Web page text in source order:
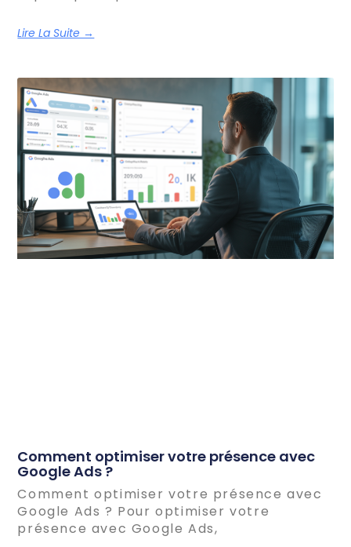
Lire La Suite →
Comment optimiser votre présence avec
Google Ads ?
Comment optimiser votre présence avec
Google Ads ? Pour optimiser votre
présence avec Google Ads,